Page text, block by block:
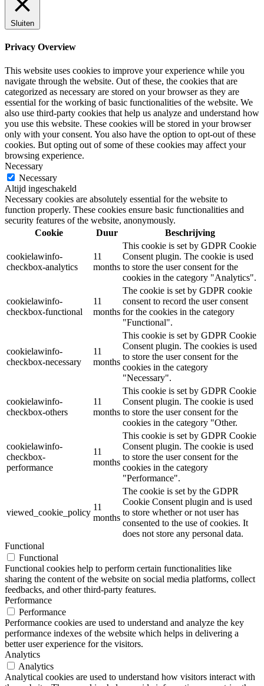
Sluiten
Privacy Overview
This website uses cookies to improve your experience while you
navigate through the website. Out of these, the cookies that are
categorized as necessary are stored on your browser as they are
essential for the working of basic functionalities of the website. We
also use third-party cookies that help us analyze and understand how
you use this website. These cookies will be stored in your browser
only with your consent. You also have the option to opt-out of these
cookies. But opting out of some of these cookies may affect your
browsing experience.
Necessary
Necessary
Altijd ingeschakeld
Necessary cookies are absolutely essential for the website to
function properly. These cookies ensure basic functionalities and
security features of the website, anonymously.
Cookie
Duur Beschrijving
cookielawinfo-
checkbox-analytics
11
months
This cookie is set by GDPR Cookie
Consent plugin. The cookie is used
to store the user consent for the
cookies in the category "Analytics".
cookielawinfo-
checkbox-functional
11
months
The cookie is set by GDPR cookie
consent to record the user consent
for the cookies in the category
"Functional".
cookielawinfo-
checkbox-necessary
11
months
This cookie is set by GDPR Cookie
Consent plugin. The cookies is used
to store the user consent for the
cookies in the category
"Necessary".
cookielawinfo-
checkbox-others
11
months
This cookie is set by GDPR Cookie
Consent plugin. The cookie is used
to store the user consent for the
cookies in the category "Other.
cookielawinfo-
checkbox-
performance
11
months
This cookie is set by GDPR Cookie
Consent plugin. The cookie is used
to store the user consent for the
cookies in the category
"Performance".
viewed_cookie_policy
11
months
The cookie is set by the GDPR
Cookie Consent plugin and is used
to store whether or not user has
consented to the use of cookies. It
does not store any personal data.
Functional
Functional
Functional cookies help to perform certain functionalities like
sharing the content of the website on social media platforms, collect
feedbacks, and other third-party features.
Performance
Performance
Performance cookies are used to understand and analyze the key
performance indexes of the website which helps in delivering a
better user experience for the visitors.
Analytics
Analytics
Analytical cookies are used to understand how visitors interact with